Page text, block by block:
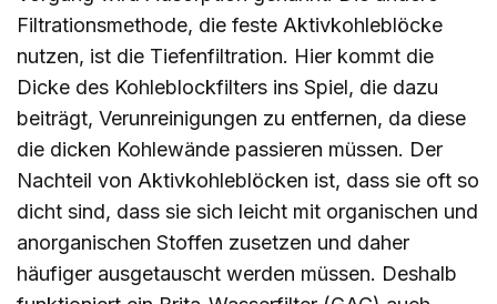
Filtrationsmethode, die feste Aktivkohleblöcke
nutzen, ist die Tiefenfiltration. Hier kommt die
Dicke des Kohleblockfilters ins Spiel, die dazu
beiträgt, Verunreinigungen zu entfernen, da diese
die dicken Kohlewände passieren müssen. Der
Nachteil von Aktivkohleblöcken ist, dass sie oft so
dicht sind, dass sie sich leicht mit organischen und
anorganischen Stoffen zusetzen und daher
häufiger ausgetauscht werden müssen. Deshalb